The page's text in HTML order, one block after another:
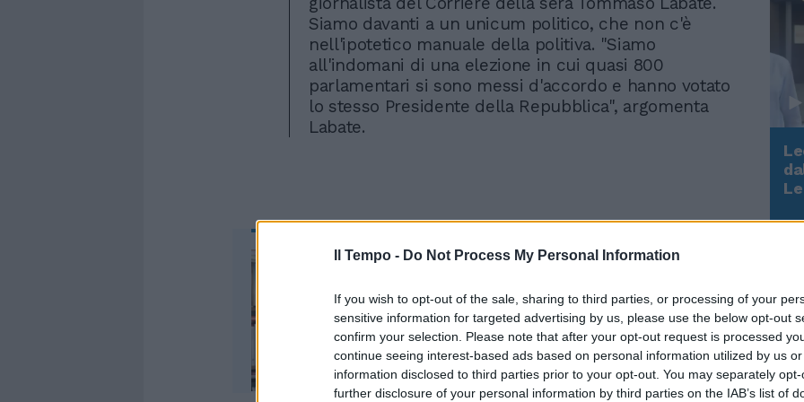
Il Tempo - Do Not Process My Personal Information
If you wish to opt-out of the sale, sharing to third parties, or processing of your
sensitive information for targeted advertising by us, please use the below opt-out
confirm your selection. Please note that after your opt-out request is processed
continue seeing interest-based ads based on personal information utilized by us
information disclosed to third parties prior to your opt-out. You may separately
further disclosure of your personal information by third parties on the IAB’s list of
Siamo davanti a un unicum politico, che non c'è
nell'ipotetico manuale della politiva. "Siamo
all'indomani di una elezione in cui quasi 800
parlamentari si sono messi d'accordo e hanno votato
lo stesso Presidente della Repubblica", argomenta
Labate.
La profezia di Cassese su
fare". Il costituzionalista
picchia duro
americana